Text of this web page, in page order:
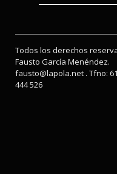
Todos los derechos
Fausto García Menéndez.
fausto@lapola.net . Tfno:
444 526